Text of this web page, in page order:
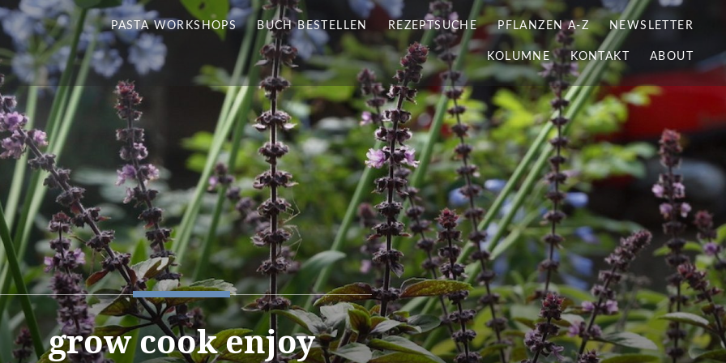
PASTA WORKSHOPS BUCH BESTELLEN REZEPTSUCHE PFLANZEN A-Z NEWSLETTER
KOLUMNE KONTAKT ABOUT
grow cook enjoy